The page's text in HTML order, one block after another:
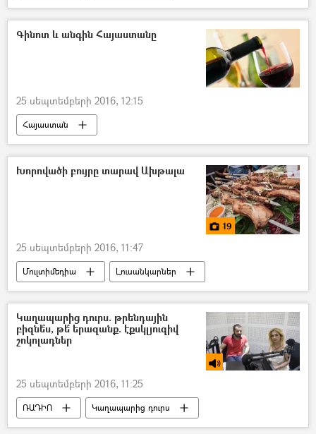
Գինոտ և անգին Հայաստանը
25 սեպտեմբերի 2016, 12:15
Հայաստան
Խորովածի բույրը տարավ Ախթալա
19
25 սեպտեմբերի 2016, 11:47
Մուլտիմեդիա Լուսանկարներ
Կաղապարից դուրս. թրենդային
բիզնե՞ս, թե՞ երազանք. էքսկլյուզիվ
շոկոլադներ
25 սեպտեմբերի 2016, 11:25
ՌԱԴԻՈ Կաղապարից դուրս